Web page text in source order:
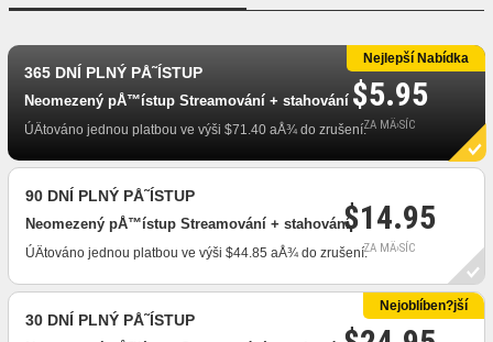
Nejlepší Nabídka
365 DNÍ PLNÝ PÅ˜ÍSTUP
Neomezený pÅ™ístup Streamování + stahování $5.95
ZA MÄ›SÍC
ÚÄtováno jednou platbou ve výši $71.40 aÅ¾ do zrušení.
90 DNÍ PLNÝ PÅ˜ÍSTUP
Neomezený pÅ™ístup Streamování + stahování$14.95
ZA MÄ›SÍC
ÚÄtováno jednou platbou ve výši $44.85 aÅ¾ do zrušení.
Nejoblíben?jší
30 DNÍ PLNÝ PÅ˜ÍSTUP